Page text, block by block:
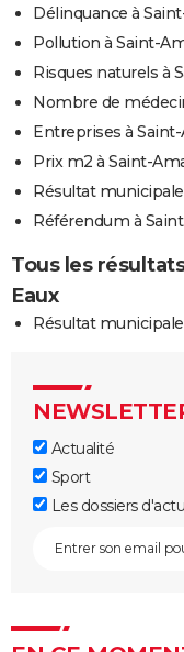
Délinquance à
Pollution à Saint-
Risques naturels à
Nombre de
Entreprises à
Prix m2 à Saint-
Résultat
Référendum à
Tous les
Eaux
Résultat
Actualité
Sport
Les dossiers d'actu